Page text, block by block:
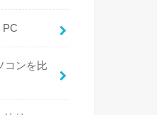
PC
コンを比